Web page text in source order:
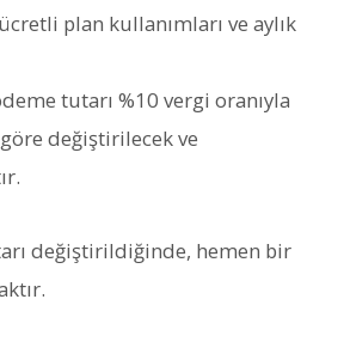
plan kullanımları ve aylık
tutarı %10 vergi oranıyla
değiştirilecek ve
değiştirildiğinde, hemen bir